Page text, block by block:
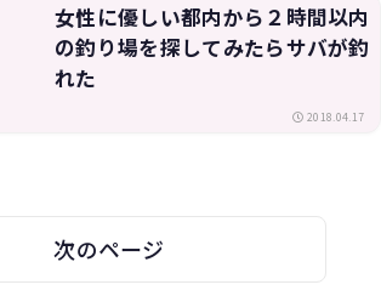
女性に優しい都内から２時間以内
の釣り場を探してみたらサバが釣
れた
2018.04.17
次のページ